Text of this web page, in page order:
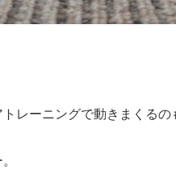
レーニングで動きまくるの